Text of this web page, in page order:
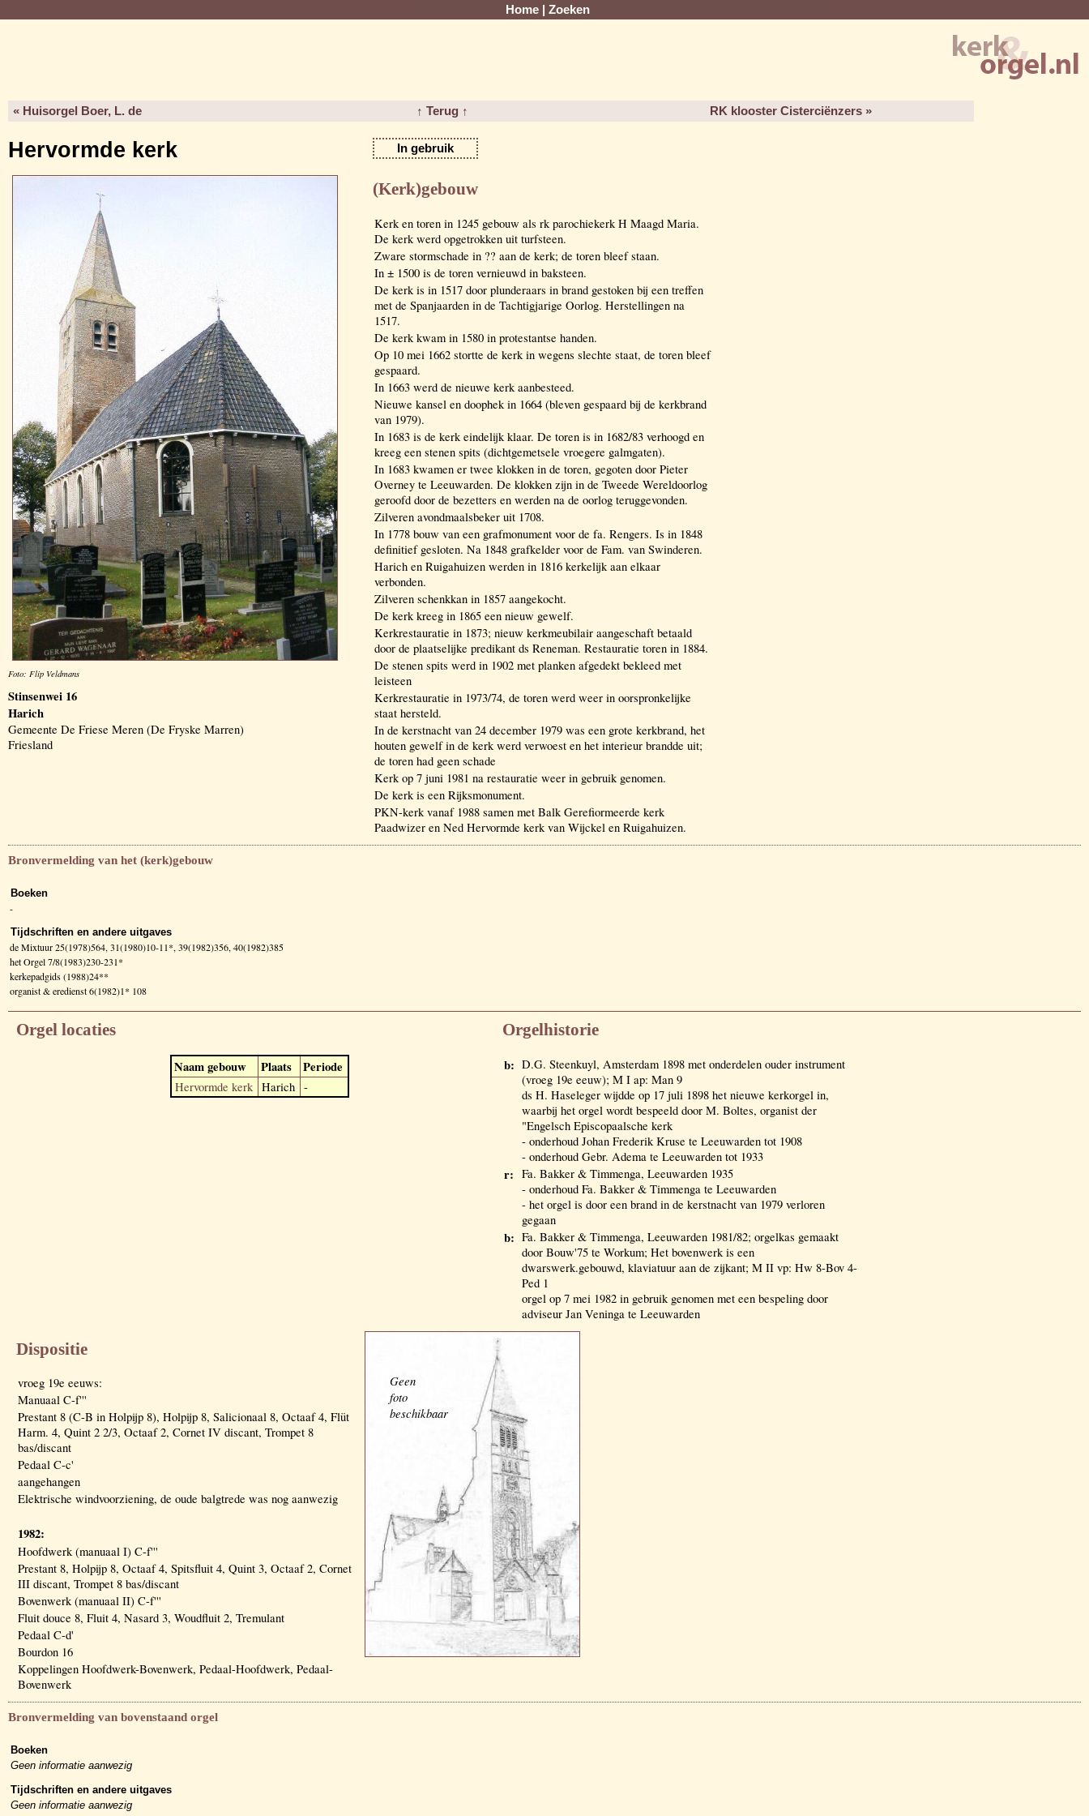
Home Zoeken
« Huisorgel Boer, L. de ↑ Terug ↑ RK klooster Cisterciënzers »
Hervormde kerk In gebruik
Foto: Flip Veldmans
Stinsenwei 16
Harich
Gemeente De Friese Meren (De Fryske Marren)
Friesland
(Kerk)gebouw
Kerk en toren in 1245 gebouw als rk parochiekerk H Maagd Maria.
De kerk werd opgetrokken uit turfsteen.
Zware stormschade in ?? aan de kerk; de toren bleef staan.
In ± 1500 is de toren vernieuwd in baksteen.
De kerk is in 1517 door plunderaars in brand gestoken bij een treffen
met de Spanjaarden in de Tachtigjarige Oorlog. Herstellingen na
1517.
De kerk kwam in 1580 in protestantse handen.
Op 10 mei 1662 stortte de kerk in wegens slechte staat, de toren bleef
gespaard.
In 1663 werd de nieuwe kerk aanbesteed.
Nieuwe kansel en doophek in 1664 (bleven gespaard bij de kerkbrand
van 1979).
In 1683 is de kerk eindelijk klaar. De toren is in 1682/83 verhoogd en
kreeg een stenen spits (dichtgemetsele vroegere galmgaten).
In 1683 kwamen er twee klokken in de toren, gegoten door Pieter
Overney te Leeuwarden. De klokken zijn in de Tweede Wereldoorlog
geroofd door de bezetters en werden na de oorlog teruggevonden.
Zilveren avondmaalsbeker uit 1708.
In 1778 bouw van een grafmonument voor de fa. Rengers. Is in 1848
definitief gesloten. Na 1848 grafkelder voor de Fam. van Swinderen.
Harich en Ruigahuizen werden in 1816 kerkelijk aan elkaar
verbonden.
Zilveren schenkkan in 1857 aangekocht.
De kerk kreeg in 1865 een nieuw gewelf.
Kerkrestauratie in 1873; nieuw kerkmeubilair aangeschaft betaald
door de plaatselijke predikant ds Reneman. Restauratie toren in 1884.
De stenen spits werd in 1902 met planken afgedekt bekleed met
leisteen
Kerkrestauratie in 1973/74, de toren werd weer in oorspronkelijke
staat hersteld.
In de kerstnacht van 24 december 1979 was een grote kerkbrand, het
houten gewelf in de kerk werd verwoest en het interieur brandde uit;
de toren had geen schade
Kerk op 7 juni 1981 na restauratie weer in gebruik genomen.
De kerk is een Rijksmonument.
PKN-kerk vanaf 1988 samen met Balk Gerefiormeerde kerk
Paadwizer en Ned Hervormde kerk van Wijckel en Ruigahuizen.
Bronvermelding van het (kerk)gebouw
Boeken
-
Tijdschriften en andere uitgaves
de Mixtuur 25(1978)564, 31(1980)10-11*, 39(1982)356, 40(1982)385
het Orgel 7/8(1983)230-231*
kerkepadgids (1988)24**
organist & eredienst 6(1982)1* 108
Orgel locaties
Naam gebouw Plaats Periode
Hervormde kerk Harich -
Orgelhistorie
b: D.G. Steenkuyl, Amsterdam 1898 met onderdelen ouder instrument
(vroeg 19e eeuw); M I ap: Man 9
ds H. Haseleger wijdde op 17 juli 1898 het nieuwe kerkorgel in,
waarbij het orgel wordt bespeeld door M. Boltes, organist der
"Engelsch Episcopaalsche kerk
- onderhoud Johan Frederik Kruse te Leeuwarden tot 1908
- onderhoud Gebr. Adema te Leeuwarden tot 1933
r: Fa. Bakker & Timmenga, Leeuwarden 1935
- onderhoud Fa. Bakker & Timmenga te Leeuwarden
- het orgel is door een brand in de kerstnacht van 1979 verloren
gegaan
b: Fa. Bakker & Timmenga, Leeuwarden 1981/82; orgelkas gemaakt
door Bouw'75 te Workum; Het bovenwerk is een
dwarswerk.gebouwd, klaviatuur aan de zijkant; M II vp: Hw 8-Bov 4-
Ped 1
orgel op 7 mei 1982 in gebruik genomen met een bespeling door
adviseur Jan Veninga te Leeuwarden
Dispositie
vroeg 19e eeuws:
Manuaal C-f'''
Prestant 8 (C-B in Holpijp 8), Holpijp 8, Salicionaal 8, Octaaf 4, Flüt
Harm. 4, Quint 2 2/3, Octaaf 2, Cornet IV discant, Trompet 8
bas/discant
Pedaal C-c'
aangehangen
Elektrische windvoorziening, de oude balgtrede was nog aanwezig
1982:
Hoofdwerk (manuaal I) C-f'''
Prestant 8, Holpijp 8, Octaaf 4, Spitsfluit 4, Quint 3, Octaaf 2, Cornet
III discant, Trompet 8 bas/discant
Bovenwerk (manuaal II) C-f'''
Fluit douce 8, Fluit 4, Nasard 3, Woudfluit 2, Tremulant
Pedaal C-d'
Bourdon 16
Koppelingen Hoofdwerk-Bovenwerk, Pedaal-Hoofdwerk, Pedaal-
Bovenwerk
Geen
foto
beschikbaar
Bronvermelding van bovenstaand orgel
Boeken
Geen informatie aanwezig
Tijdschriften en andere uitgaves
Geen informatie aanwezig